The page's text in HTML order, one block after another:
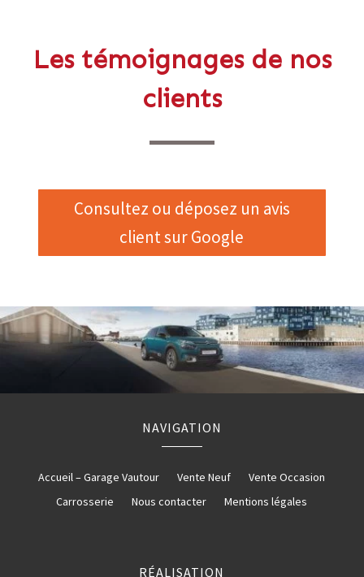
Les témoignages de nos
clients
Consultez ou déposez un avis
client sur Google
NAVIGATION
Accueil – Garage Vautour Vente Neuf
Vente Occasion
Carrosserie
Nous contacter Mentions légales
RÉALISATION